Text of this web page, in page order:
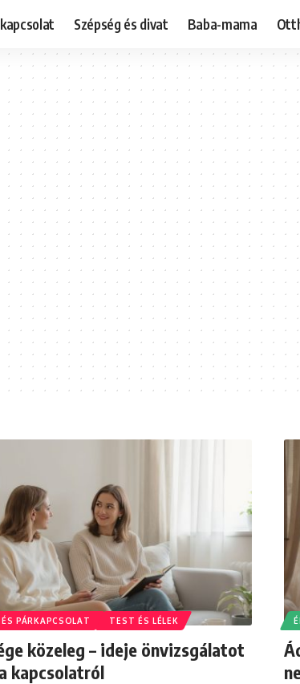
Szépség és divat Baba-mama
ÉS PÁRKAPCSOLAT TEST ÉS LÉLEK
közeleg – ideje önvizsgálatot
kapcsolatról